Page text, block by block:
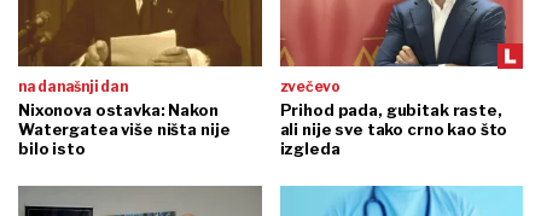
na današnji dan
Nixonova ostavka: Nakon
Watergatea više ništa nije
bilo isto
zvečevo
Prihod pada, gubitak raste,
ali nije sve tako crno kao što
izgleda